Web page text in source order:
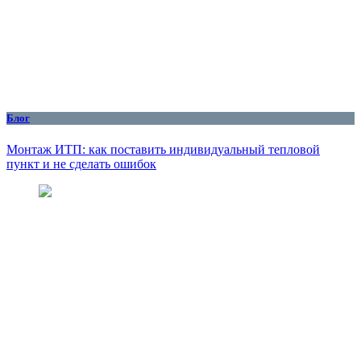
Блог
Монтаж ИТП: как поставить индивидуальный тепловой
пункт и не сделать ошибок